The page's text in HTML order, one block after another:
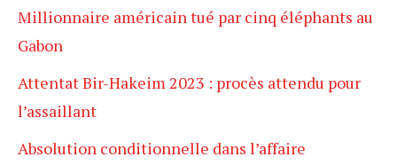
Millionnaire américain tué par cinq éléphants au
Gabon
Attentat Bir-Hakeim 2023 : procès attendu pour
l’assaillant
Absolution conditionnelle dans l’affaire